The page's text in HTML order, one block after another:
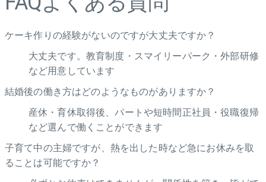
ケーキ作りの経験がないのですが大丈夫ですか？
大丈夫です。教育制度・スマイリーパーク・外部研修
など用意しています
結婚後の働き方はどのようなものがありますか？
産休・育休取得後、パートや短時間正社員・役職復帰
など選んで働くことができます
子育て中の主婦ですが、熱を出した時など急にお休みを取
ることは可能ですか？